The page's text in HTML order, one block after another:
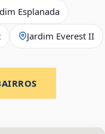
Esplanada
Jardim Everest II